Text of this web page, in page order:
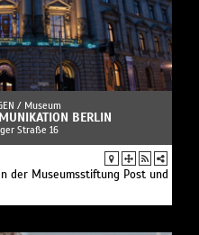
/ Museum
BERLIN
Straße 16
der Museumsstiftung Post und